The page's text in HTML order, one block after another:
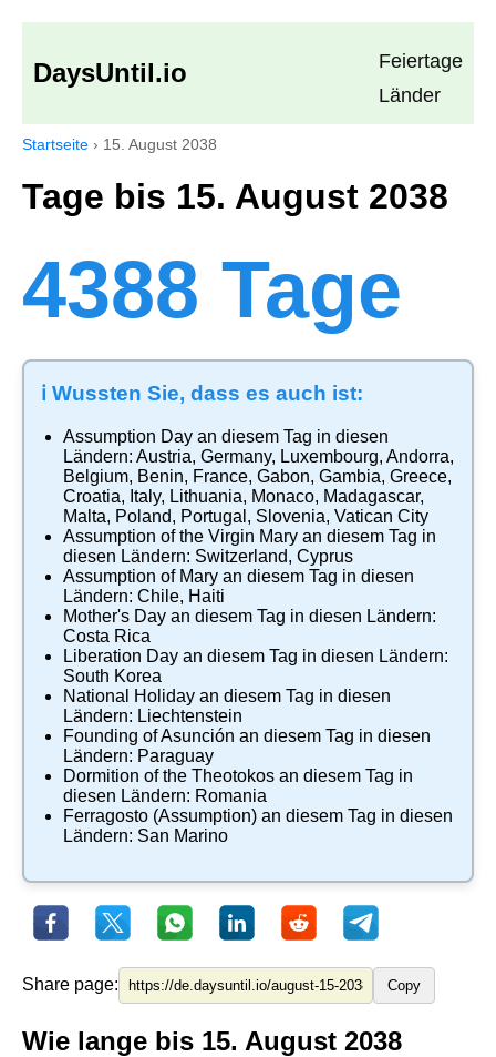
DaysUntil.io
Feiertage
Länder
Startseite › 15. August 2038
Tage bis 15. August 2038
4388 Tage
ℹ️ Wussten Sie, dass es auch ist:
Assumption Day an diesem Tag in diesen
Ländern: Austria, Germany, Luxembourg, Andorra,
Belgium, Benin, France, Gabon, Gambia, Greece,
Croatia, Italy, Lithuania, Monaco, Madagascar,
Malta, Poland, Portugal , Slovenia, Vatican City
Assumption of the Virgin Mary an diesem Tag in
diesen Ländern: Switzerland, Cyprus
Assumption of Mary an diesem Tag in diesen
Ländern: Chile, Haiti
Mother's Day an diesem Tag in diesen Ländern:
Costa Rica
Liberation Day an diesem Tag in diesen Ländern:
South Korea
National Holiday an diesem Tag in diesen
Ländern: Liechtenstein
Founding of Asunción an diesem Tag in diesen
Ländern: Paraguay
Dormition of the Theotokos an diesem Tag in
diesen Ländern: Romania
Ferragosto (Assumption) an diesem Tag in diesen
Ländern: San Marino
Share page: Copy
Wie lange bis 15. August 2038